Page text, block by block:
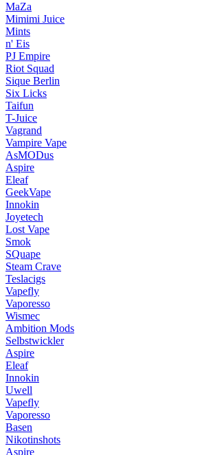
MaZa
Mimimi Juice
Mints
n' Eis
PJ Empire
Riot Squad
Sique Berlin
Six Licks
Taifun
T-Juice
Vagrand
Vampire Vape
AsMODus
Aspire
Eleaf
GeekVape
Innokin
Joyetech
Lost Vape
Smok
SQuape
Steam Crave
Teslacigs
Vapefly
Vaporesso
Wismec
Ambition Mods
Selbstwickler
Aspire
Eleaf
Innokin
Uwell
Vapefly
Vaporesso
Basen
Nikotinshots
Aspire